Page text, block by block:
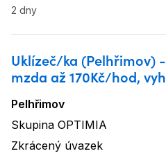
2 dny
Uklízeč/ka (Pelhřimov)
mzda až 170Kč/hod,
Lokalita:
Pelhřimov
Název firmy:
Skupina OPTIMIA
Typ úvazku :
Zkrácený úvazek